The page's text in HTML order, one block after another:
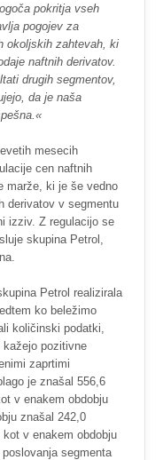
pokritja vseh
pogojev za
okoljskih zahtevah, ki
naftnih derivatov.
drugih segmentov,
da je naša
mesecih
cen naftnih
marže, ki je še vedno
derivatov v segmentu
izziv. Z regulacijo se
skupina Petrol,
Petrol realizirala
ko beležimo
količinski podatki,
pozitivne
zaprtimi
je znašal 556,6
v enakem obdobju
znašal 242,0
v enakem obdobju
segmenta